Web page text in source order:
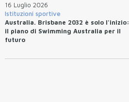
16 Luglio 2026
Istituzioni sportive
Australia. Brisbane 2032 è solo l'inizio:
il piano di Swimming Australia per il
futuro